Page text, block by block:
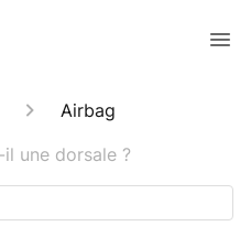
Airbag
une dorsale ?